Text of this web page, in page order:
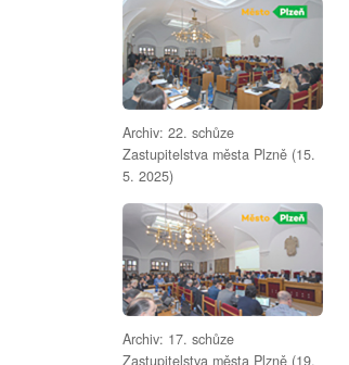
Archiv: 22. schůze
Zastupitelstva města Plzně (15.
5. 2025)
Archiv: 17. schůze
Zastupitelstva města Plzně (19.